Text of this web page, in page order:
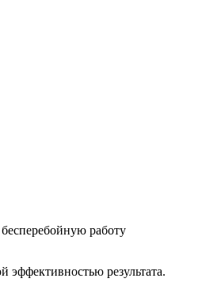
работу
результата.